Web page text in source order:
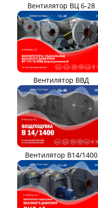
Вентилятор ВЦ 6-28
Вентилятор ВВД
Вентилятор В14/1400